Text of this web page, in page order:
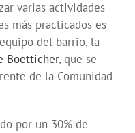
varias actividades
más practicados es
del barrio, la
Boetticher, que se
de la Comunidad
por un 30% de